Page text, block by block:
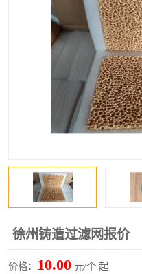
徐州铸造过滤网报价
价格： 10.00 元/个 起